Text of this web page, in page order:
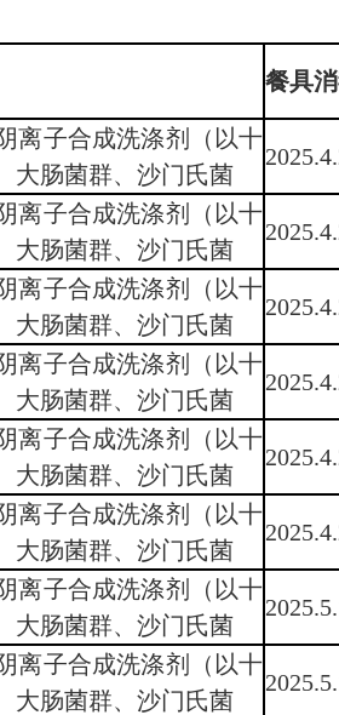
餐具
离子合成洗涤剂（以十
大肠菌群、沙门氏菌
离子合成洗涤剂（以十
大肠菌群、沙门氏菌
离子合成洗涤剂（以十
大肠菌群、沙门氏菌
离子合成洗涤剂（以十
大肠菌群、沙门氏菌
离子合成洗涤剂（以十
大肠菌群、沙门氏菌
离子合成洗涤剂（以十
大肠菌群、沙门氏菌
离子合成洗涤剂（以十
大肠菌群、沙门氏菌
离子合成洗涤剂（以十
大肠菌群、沙门氏菌